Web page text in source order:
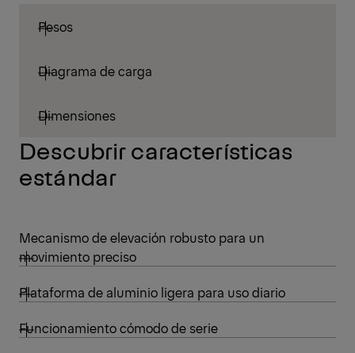
Pesos
Diagrama de carga
Dimensiones
Descubrir características
estándar
Mecanismo de elevación robusto para un
movimiento preciso
Plataforma de aluminio ligera para uso diario
Funcionamiento cómodo de serie